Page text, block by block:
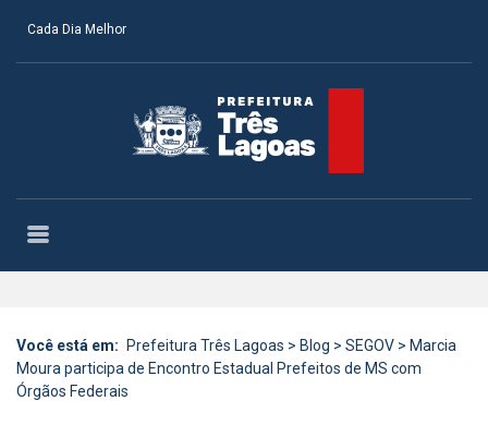
Cada Dia Melhor
Você está em: Prefeitura Três Lagoas > Blog > SEGOV > Marcia
Moura participa de Encontro Estadual Prefeitos de MS com
Órgãos Federais